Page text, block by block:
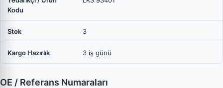
Kodu
Stok 3
Kargo Hazırlık 3 iş günü
OE / Referans Numaraları